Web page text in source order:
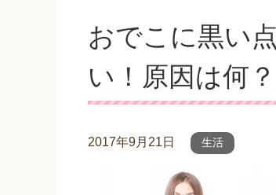
おでこに黒い
い！原因は何？
2017年9月21日 生活